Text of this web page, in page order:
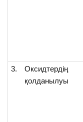
3.
Оксидтердің
қолданылуы